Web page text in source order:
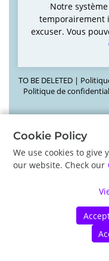
Notre
temporairement
excuser. Vous
TO BE DELETED |
Politique de
Cookie Policy
We use cookies to give
our website. Check our